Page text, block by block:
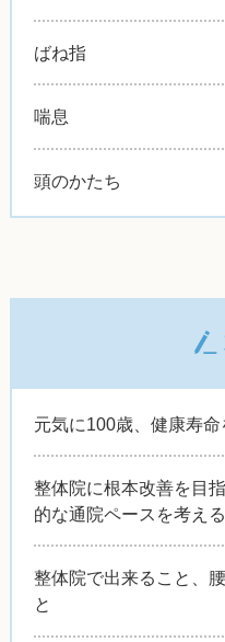
ばね指
喘息
頭のかたち
元気に100歳、健康寿命
整体院に根本改善を目
的な通院ペースを考える
整体院で出来ること、
と